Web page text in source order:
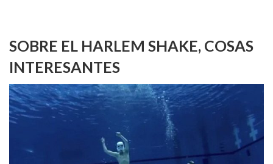
SOBRE EL HARLEM SHAKE, COSAS
INTERESANTES